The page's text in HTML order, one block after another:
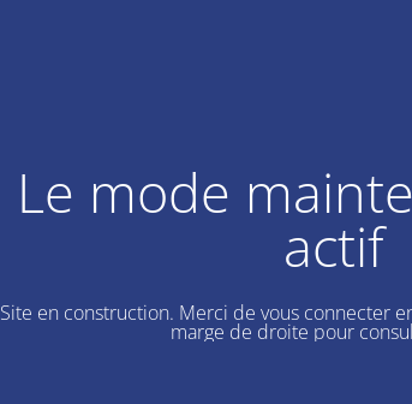
Le mode
actif
Site en construction. Merci de vous connecter
marge de droite pour